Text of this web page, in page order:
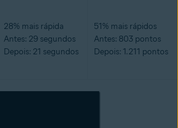
28% mais rápida
Antes: 29 segundos
Depois: 21 segundos
51% mais rápidos
Antes: 803 pontos
Depois: 1.211 pontos